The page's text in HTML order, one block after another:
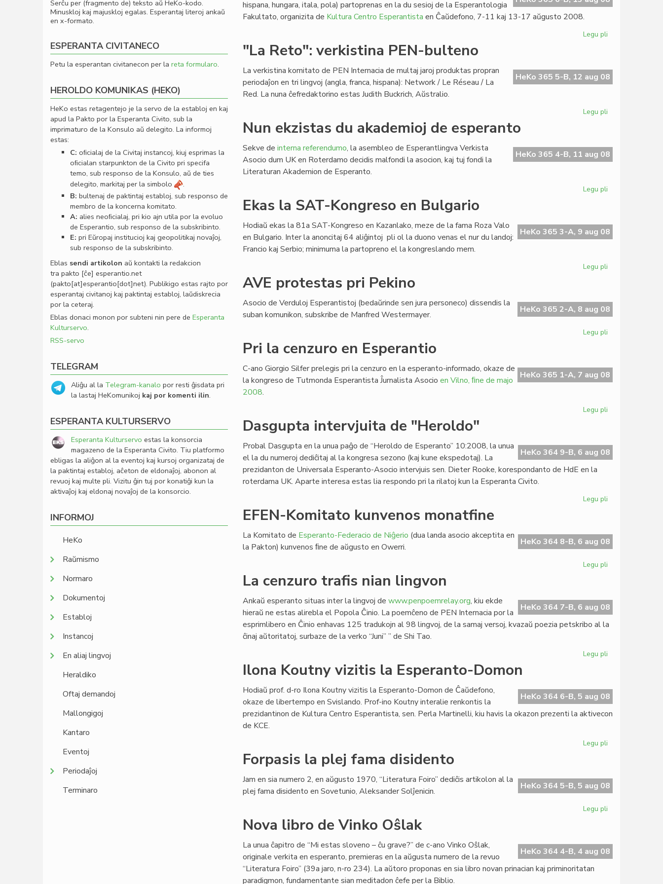
hispana, hungara, itala, pola) partoprenas en la du sesioj de la Esperantologia
Fakultato, organizita de Kultura Centro Esperantista en Ĉaŭdefono, 7-11 kaj 13-17 aŭgusto 2008.
Legu pli
Fakultato
"La Reto": verkistina PEN-bulteno
HeKo 365 5-B, 12 aug 08
La verkistina komitato de PEN Internacia de multaj jaroj produktas propran
periodaĵon en tri lingvoj (angla, franca, hispana): Network / Le Réseau / La
Red. La nuna ĉefredaktorino estas Judith Buckrich, Aŭstralio.
Legu pli
PEN-
bulteno
Nun ekzistas du akademioj de esperanto
HeKo 365 4-B, 11 aug 08
Sekve de interna referendumo, la asembleo de Esperantlingva Verkista
Asocio dum UK en Roterdamo decidis malfondi la asocion, kaj tuj fondi la
Literaturan Akademion de Esperanto.
Legu pli
akademioj
de
Ekas la SAT-Kongreso en Bulgario
HeKo 365 3-A, 9 aug 08
Hodiaŭ ekas la 81a SAT-Kongreso en Kazanlako, meze de la fama Roza Valo
en Bulgario. Inter la anoncitaj 64 aliĝintoj pli ol la duono venas el nur du landoj:
Francio kaj Serbio; minimuma la partopreno el la kongreslando mem.
Legu pli
Kongreso
en
AVE protestas pri Pekino
HeKo 365 2-A, 8 aug 08
Asocio de Verduloj Esperantistoj (bedaŭrinde sen jura personeco) dissendis la
suban komunikon, subskribe de Manfred Westermayer.
Legu pli
Pekino
Pri la cenzuro en Esperantio
HeKo 365 1-A, 7 aug 08
C-ano Giorgio Silfer prelegis pri la cenzuro en la esperanto-informado, okaze de
la kongreso de Tutmonda Esperantista Ĵurnalista Asocio en Vilno, ﬁne de majo
2008.
Legu pli
en
Esperantio
Dasgupta intervjuita de "Heroldo"
HeKo 364 9-B, 6 aug 08
Probal Dasgupta en la unua paĝo de “Heroldo de Esperanto” 10:2008, la unua
el la du numeroj dediĉitaj al la kongresa sezono (kaj kune ekspedotaj). La
prezidanton de Universala Esperanto-Asocio intervjuis sen. Dieter Rooke, korespondanto de HdE en la
roterdama UK. Aparte interesa estas lia respondo pri la rilatoj kun la Esperanta Civito.
Legu pli
"Heroldo"
EFEN-Komitato kunvenos monatfine
HeKo 364 8-B, 6 aug 08
La Komitato de Esperanto-Federacio de Niĝerio (dua landa asocio akceptita en
la Pakton) kunvenos ﬁne de aŭgusto en Owerri.
Legu pli
monatfine
La cenzuro trafis nian lingvon
HeKo 364 7-B, 6 aug 08
Ankaŭ esperanto situas inter la lingvoj de www.penpoemrelay.org, kiu ekde
hieraŭ ne estas alirebla el Popola Ĉinio. La poemĉeno de PEN Internacia por la
esprimlibero en Ĉinio enhavas 125 tradukojn al 98 lingvoj, de la samaj versoj, kvazaŭ poezia petskribo al la
ĉinaj aŭtoritatoj, surbaze de la verko “Juni” ” de Shi Tao.
Legu pli
nian
lingvon
Ilona Koutny vizitis la Esperanto-Domon
HeKo 364 6-B, 5 aug 08
Hodiaŭ prof. d-ro Ilona Koutny vizitis la Esperanto-Domon de Ĉaŭdefono,
okaze de libertempo en Svislando. Prof-ino Koutny interalie renkontis la
prezidantinon de Kultura Centro Esperantista, sen. Perla Martinelli, kiu havis la okazon prezenti la aktivecon
de KCE.
Legu pli
la
Esperanto-
Forpasis la plej fama disidento
HeKo 364 5-B, 5 aug 08
Jam en sia numero 2, en aŭgusto 1970, “Literatura Foiro” dediĉis artikolon al la
plej fama disidento en Sovetunio, Aleksander Solĵenicin.
Legu pli
fama
disidento
Nova libro de Vinko Oŝlak
HeKo 364 4-B, 4 aug 08
La unua ĉapitro de “Mi estas sloveno – ĉu grave?” de c-ano Vinko Oŝlak,
originale verkita en esperanto, premieras en la aŭgusta numero de la revuo
“Literatura Foiro” (39a jaro, n-ro 234). La aŭtoro proponas en sia libro novan prinacian kaj priminoritatan
paradigmon, fundamentante sian meditadon ĉefe per la Biblio.
Serĉu per (fragmento de) teksto aŭ HeKo-kodo.
Minuskloj kaj majuskloj egalas. Esperantaj literoj ankaŭ
en x-formato.
ESPERANTA CIVITANECO
Petu la esperantan civitanecon per la reta formularo.
HEROLDO KOMUNIKAS (HEKO)
HeKo estas retagentejo je la servo de la establoj en kaj
apud la Pakto por la Esperanta Civito, sub la
imprimaturo de la Konsulo aŭ delegito. La informoj
estas:
C: oﬁcialaj de la Civitaj instancoj, kiuj esprimas la
oﬁcialan starpunkton de la Civito pri specifa
temo, sub responso de la Konsulo, aŭ de ties
delegito, markitaj per la simbolo
.
B: bultenaj de paktintaj establoj, sub responso de
membro de la koncerna komitato.
A: alies neoﬁcialaj, pri kio ajn utila por la evoluo
de Esperantio, sub responso de la subskribinto.
E: pri Eŭropaj institucioj kaj geopolitikaj novaĵoj,
sub responso de la subskribinto.
Eblas sendi artikolon aŭ kontakti la redakcion
tra pakto [ĉe] esperantio.net
(pakto[at]esperantio[dot]net). Publikigo estas rajto por
esperantaj civitanoj kaj paktintaj establoj, laŭdiskrecia
por la ceteraj.
Eblas donaci monon por subteni nin pere de Esperanta
Kulturservo.
RSS-servo
TELEGRAM
Aliĝu al la Telegram-kanalo por resti ĝisdata pri
la lastaj HeKomunikoj kaj por komenti ilin.
ESPERANTA KULTURSERVO
Esperanta Kulturservo estas la konsorcia
magazeno de la Esperanta Civito. Tiu platformo
ebligas la aliĝon al la eventoj kaj kursoj organizataj de
la paktintaj establoj, aĉeton de eldonaĵoj, abonon al
revuoj kaj multe pli. Vizitu ĝin tuj por konatiĝi kun la
aktivaĵoj kaj eldonaj novaĵoj de la konsorcio.
INFORMOJ
HeKo
Raŭmismo
Normaro
Dokumentoj
Establoj
Instancoj
En aliaj lingvoj
Heraldiko
Oftaj demandoj
Mallongigoj
Kantaro
Eventoj
Periodaĵoj
Terminaro